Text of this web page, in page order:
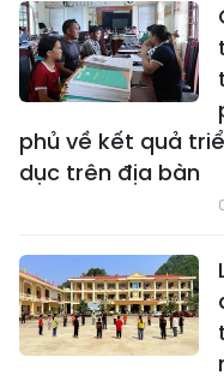
phủ về kết quả
dục trên địa bàn